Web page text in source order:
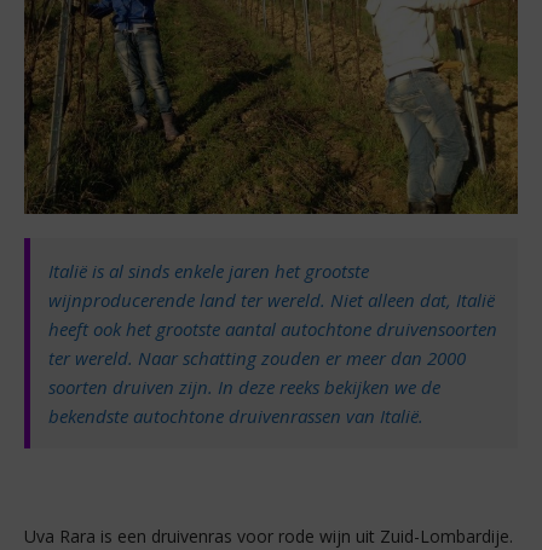
Italië is al sinds enkele jaren het grootste
wijnproducerende land ter wereld. Niet alleen dat, Italië
heeft ook het grootste aantal autochtone druivensoorten
ter wereld. Naar schatting zouden er meer dan 2000
soorten druiven zijn. In deze reeks bekijken we de
bekendste autochtone druivenrassen van Italië.
Uva Rara is een druivenras voor rode wijn uit Zuid-Lombardije.